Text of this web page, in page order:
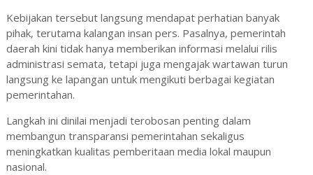
Kebijakan tersebut langsung mendapat perhatian banyak
pihak, terutama kalangan insan pers. Pasalnya, pemerintah
daerah kini tidak hanya memberikan informasi melalui rilis
administrasi semata, tetapi juga mengajak wartawan turun
langsung ke lapangan untuk mengikuti berbagai kegiatan
pemerintahan.
Langkah ini dinilai menjadi terobosan penting dalam
membangun transparansi pemerintahan sekaligus
meningkatkan kualitas pemberitaan media lokal maupun
nasional.